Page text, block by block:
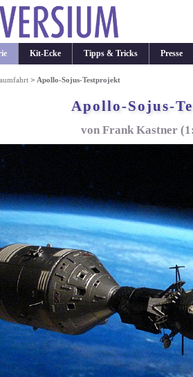
Kit-Ecke Tipps & Tricks Presse
> Apollo-Sojus-Testprojekt
Apollo-Sojus-
von Frank Kastner